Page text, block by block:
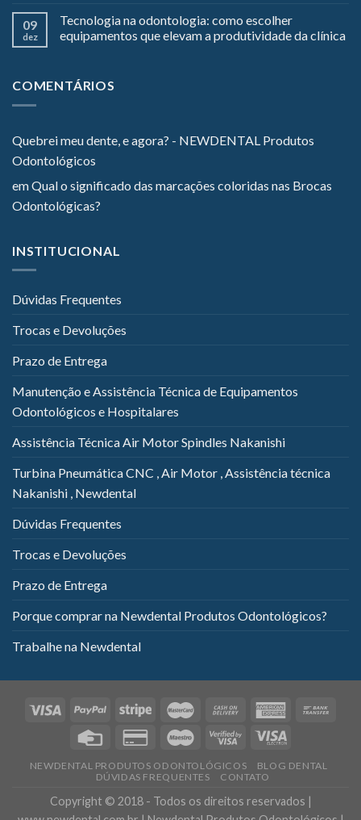
09
dez
Tecnologia na odontologia: como escolher
equipamentos que elevam a produtividade da clínica
COMENTÁRIOS
Quebrei meu dente, e agora? - NEWDENTAL Produtos
Odontológicos
emQual o significado das marcações coloridas nas Brocas
Odontológicas?
INSTITUCIONAL
Dúvidas Frequentes
Trocas e Devoluções
Prazo de Entrega
Manutenção e Assistência Técnica de Equipamentos
Odontológicos e Hospitalares
Assistência Técnica Air Motor Spindles Nakanishi
Turbina Pneumática CNC , Air Motor , Assistência técnica
Nakanishi , Newdental
Dúvidas Frequentes
Trocas e Devoluções
Prazo de Entrega
Porque comprar na Newdental Produtos Odontológicos?
Trabalhe na Newdental
NEWDENTAL PRODUTOS ODONTOLÓGICOS
BLOG DENTAL
DÚVIDAS FREQUENTES
CONTATO
Copyright © 2018 - Todos os direitos reservados |